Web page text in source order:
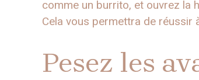
comme un burrito, et ouvrez la
Cela vous permettra de réussir
Pesez les